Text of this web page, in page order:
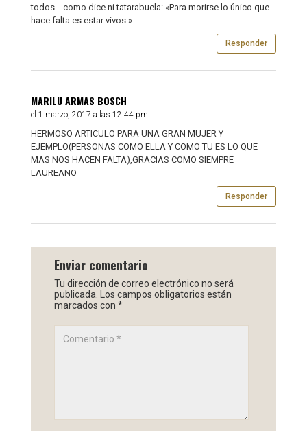
todos… como dice ni tatarabuela: «Para morirse lo único que
hace falta es estar vivos.»
Responder
MARILU ARMAS BOSCH
el 1 marzo, 2017 a las 12:44 pm
HERMOSO ARTICULO PARA UNA GRAN MUJER Y
EJEMPLO(PERSONAS COMO ELLA Y COMO TU ES LO QUE
MAS NOS HACEN FALTA),GRACIAS COMO SIEMPRE
LAUREANO
Responder
Enviar comentario
Tu dirección de correo electrónico no será
publicada.
Los campos obligatorios están
marcados con *